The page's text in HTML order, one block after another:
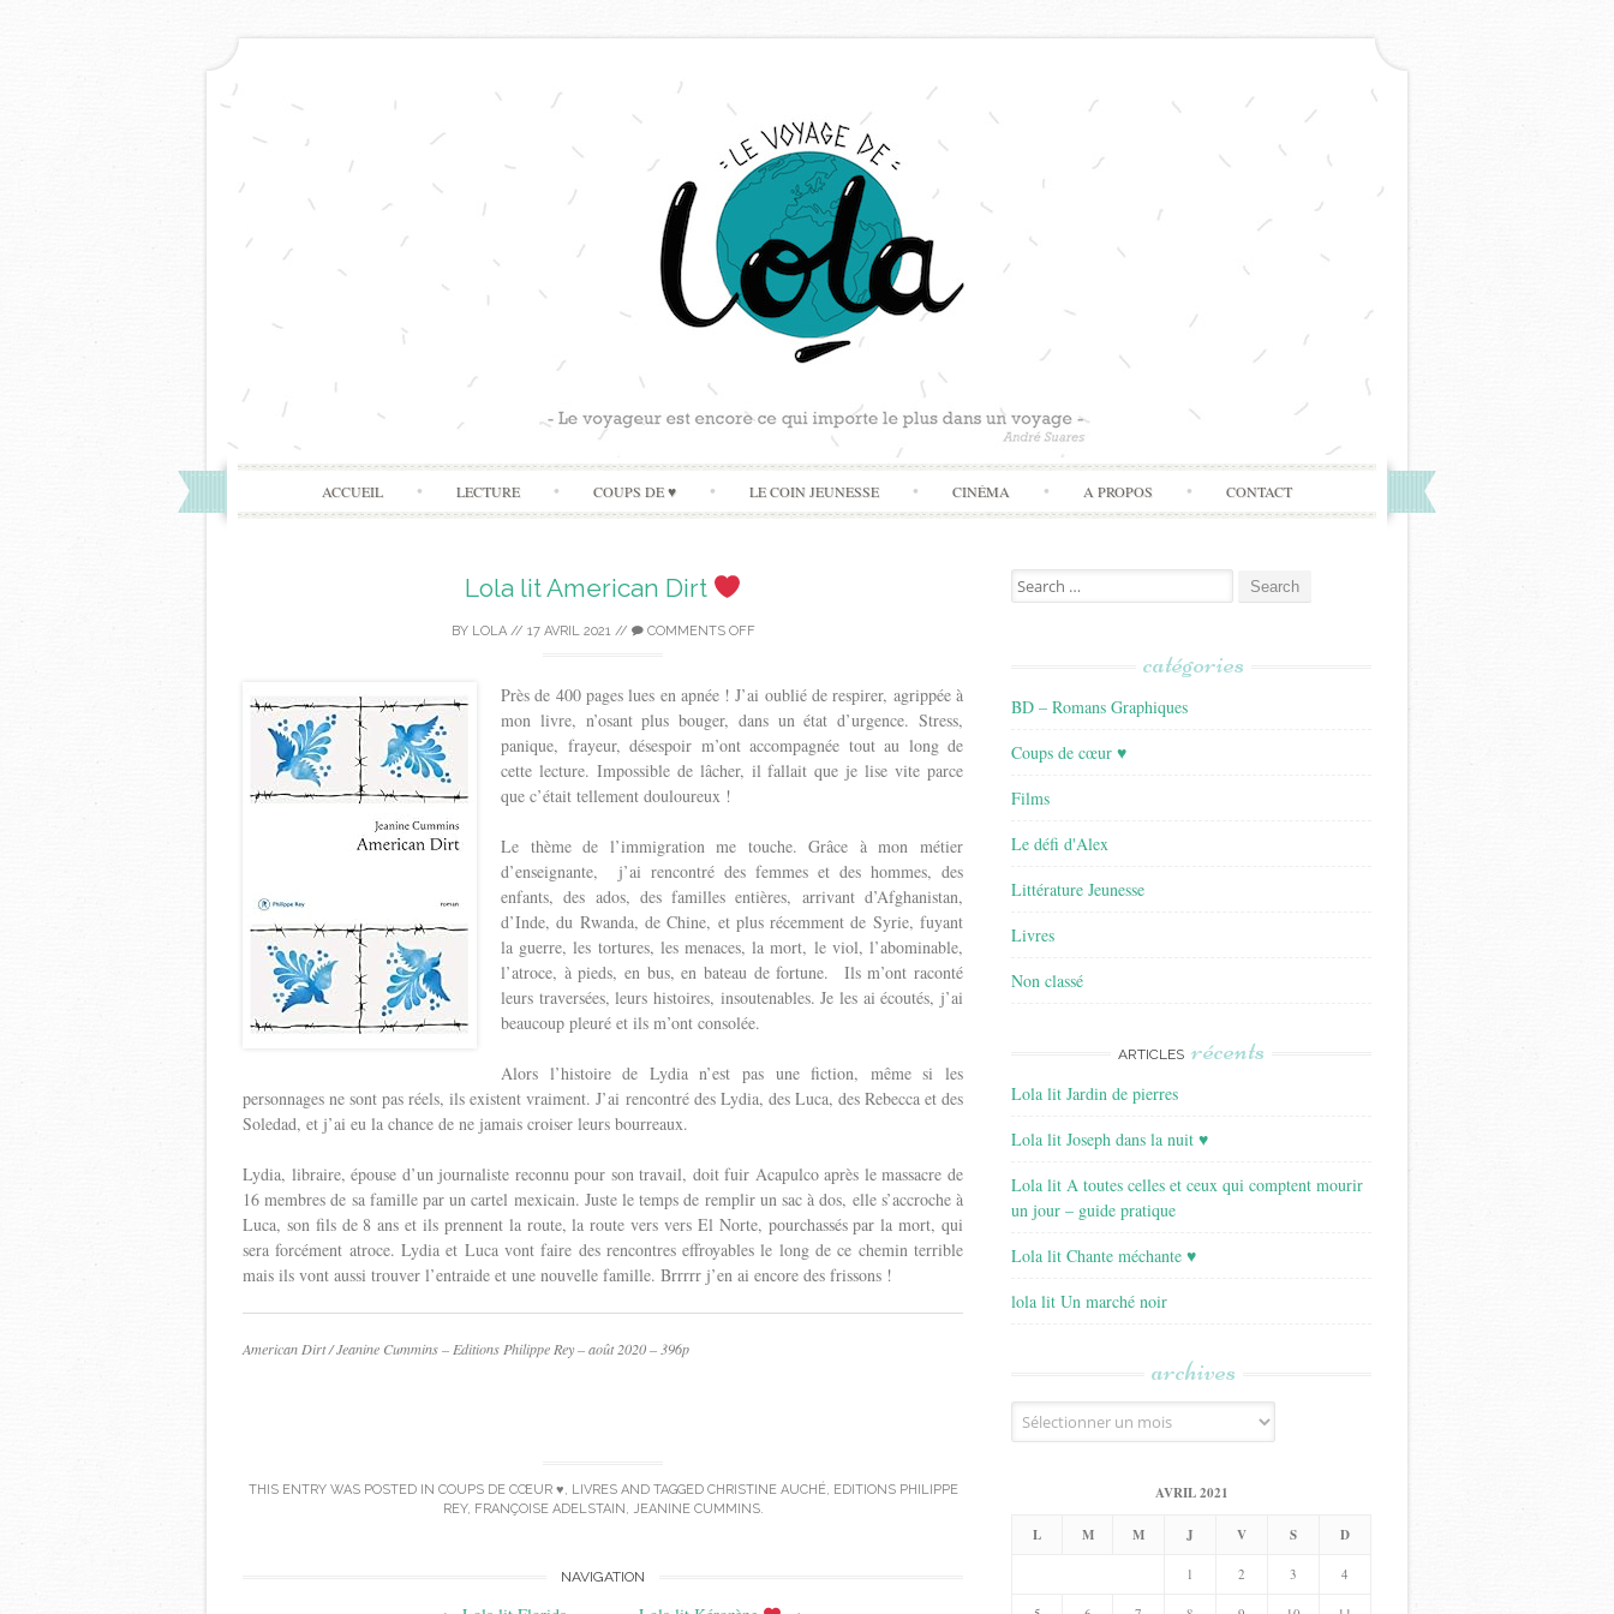
Skip
to
ACCUEIL LECTURE COUPS DE ♥ LE COIN JEUNESSE CINÉMA A PROPOS CONTACT
Lola lit American Dirt
BY LOLA// 17 AVRIL 2021// COMMENTS OFF
Près de 400 pages lues en apnée ! J’ai oublié de respirer, agrippée à
mon livre, n’osant plus bouger, dans un état d’urgence. Stress,
panique, frayeur, désespoir m’ont accompagnée tout au long de
cette lecture. Impossible de lâcher, il fallait que je lise vite parce
que c’était tellement douloureux !
Le thème de l’immigration me touche. Grâce à mon métier
d’enseignante, j’ai rencontré des femmes et des hommes, des
enfants, des ados, des familles entières, arrivant d’Afghanistan,
d’Inde, du Rwanda, de Chine, et plus récemment de Syrie, fuyant
la guerre, les tortures, les menaces, la mort, le viol, l’abominable,
l’atroce, à pieds, en bus, en bateau de fortune. Ils m’ont raconté
leurs traversées, leurs histoires, insoutenables. Je les ai écoutés, j’ai
beaucoup pleuré et ils m’ont consolée.
Alors l’histoire de Lydia n’est pas une fiction, même si les
personnages ne sont pas réels, ils existent vraiment. J’ai rencontré des Lydia, des Luca, des Rebecca et des
Soledad, et j’ai eu la chance de ne jamais croiser leurs bourreaux.
Lydia, libraire, épouse d’un journaliste reconnu pour son travail, doit fuir Acapulco après le massacre de
16 membres de sa famille par un cartel mexicain. Juste le temps de remplir un sac à dos, elle s’accroche à
Luca, son fils de 8 ans et ils prennent la route, la route vers vers El Norte, pourchassés par la mort, qui
sera forcément atroce. Lydia et Luca vont faire des rencontres effroyables le long de ce chemin terrible
mais ils vont aussi trouver l’entraide et une nouvelle famille. Brrrrr j’en ai encore des frissons !
American Dirt / Jeanine Cummins – Editions Philippe Rey – août 2020 – 396p
THIS ENTRY WAS POSTED IN COUPS DE CŒUR ♥, LIVRESAND TAGGED CHRISTINE AUCHÉ, EDITIONS PHILIPPE
REY, FRANÇOISE ADELSTAIN, JEANINE CUMMINS.
NAVIGATION
Search
for:
catégories
BD – Romans Graphiques
Coups de cœur ♥
Films
Le défi d'Alex
Littérature Jeunesse
Livres
Non classé
ARTICLES récents
Lola lit Jardin de pierres
Lola lit Joseph dans la nuit ♥
Lola lit A toutes celles et ceux qui comptent mourir
un jour – guide pratique
Lola lit Chante méchante ♥
lola lit Un marché noir
archives
Archives
AVRIL 2021
L M M J V S D
1 2 3 4